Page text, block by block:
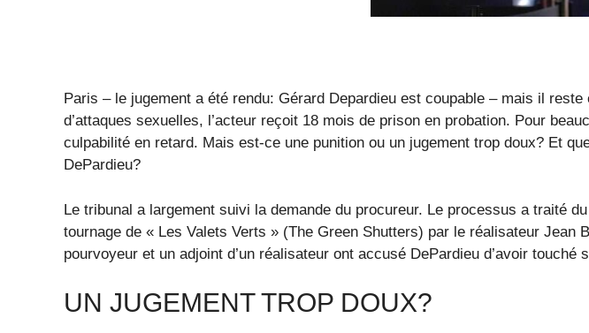
Paris – le jugement a été rendu: Gérard Depardieu est coupable – mais il
d’attaques sexuelles, l’acteur reçoit 18 mois de prison en probation. Pour
culpabilité en retard. Mais est-ce une punition ou un jugement trop doux? Et
DePardieu?
Le tribunal a largement suivi la demande du procureur. Le processus a traité
tournage de « Les Valets Verts » (The Green Shutters) par le réalisateur Jean
pourvoyeur et un adjoint d’un réalisateur ont accusé DePardieu d’avoir touché
UN JUGEMENT TROP DOUX?